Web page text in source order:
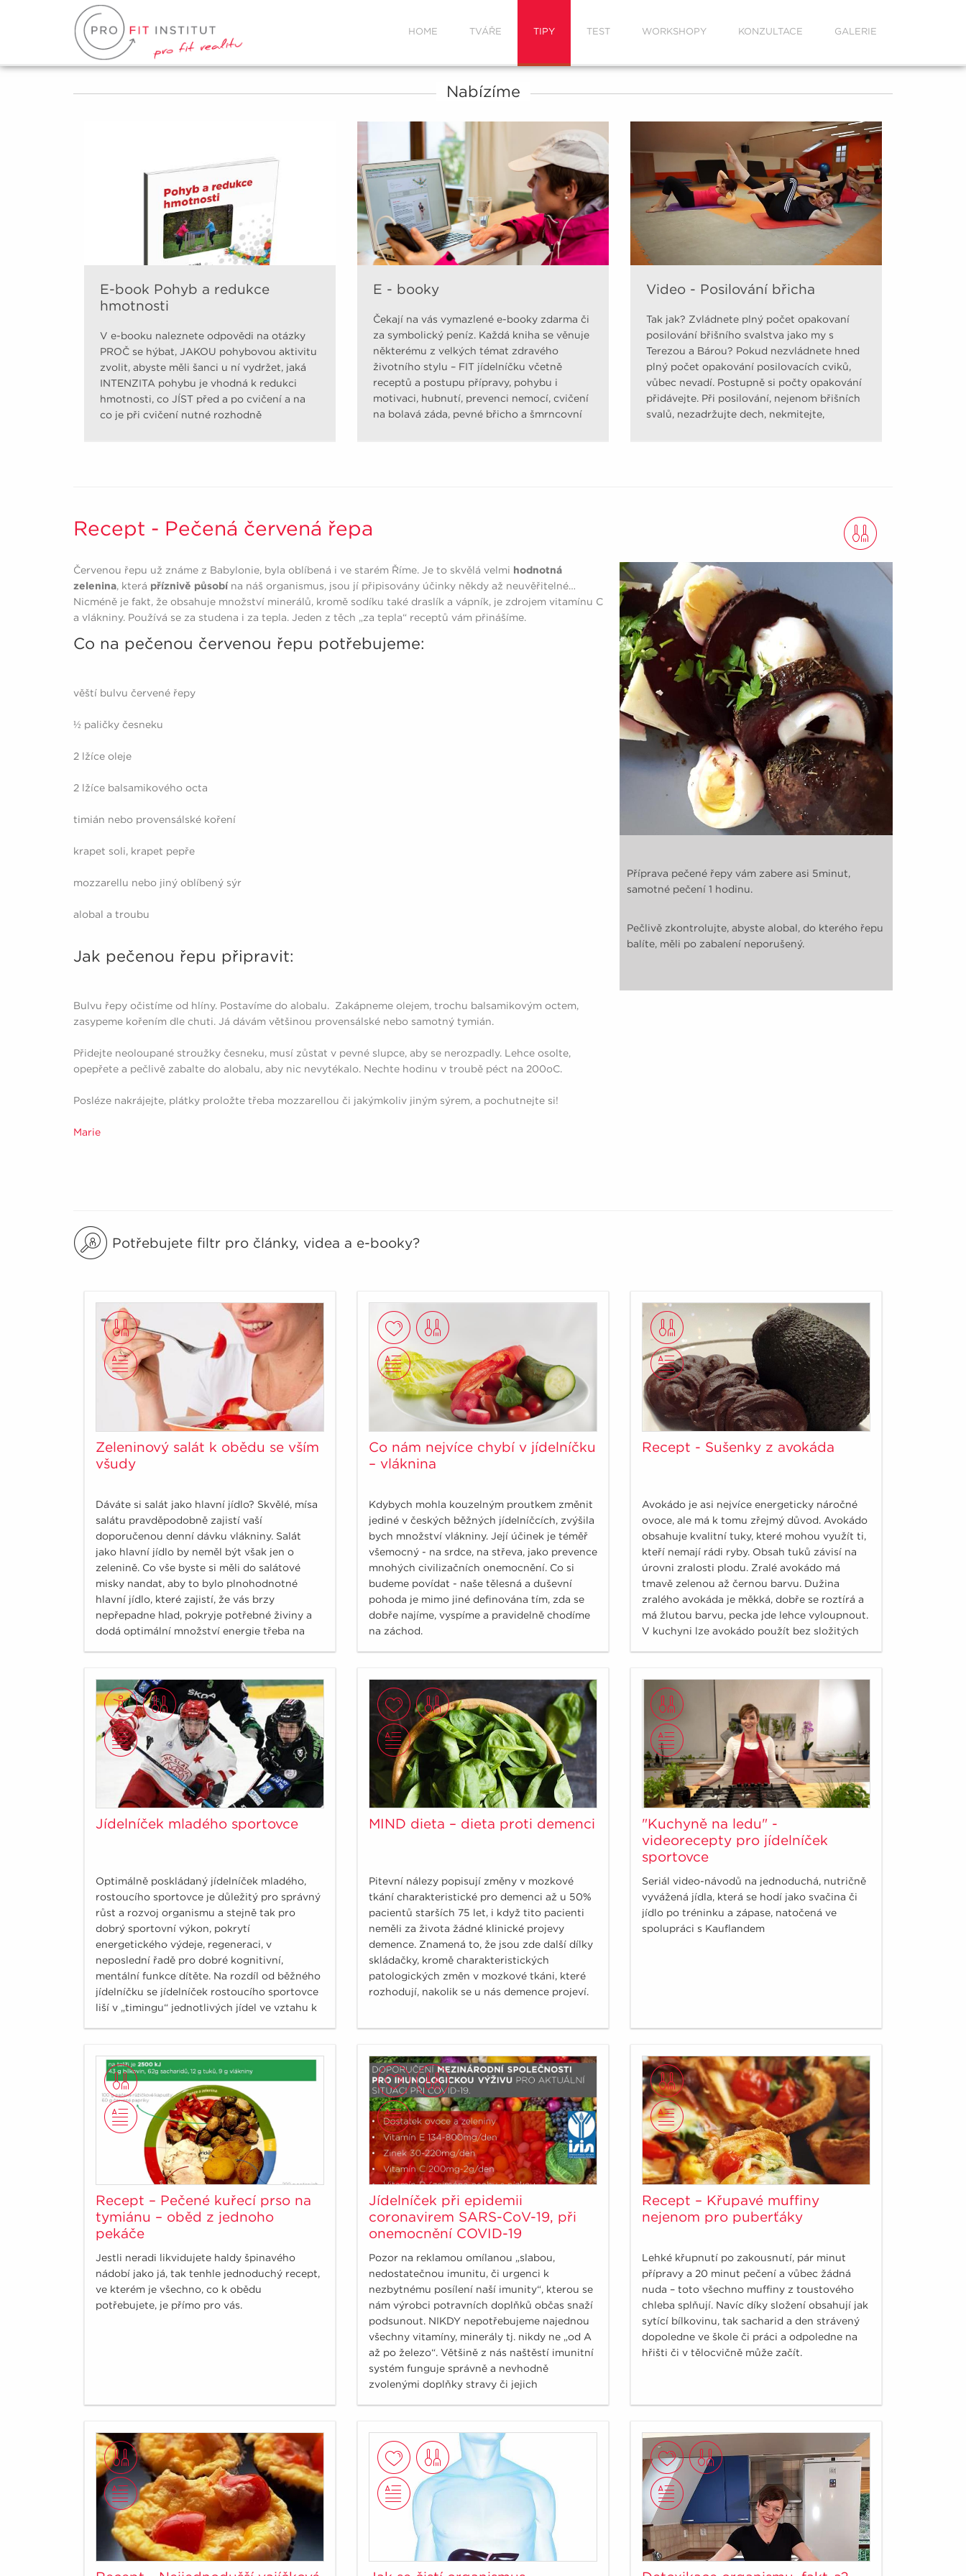
HOME TVÁŘE TIPY TEST WORKSHOPY KONZULTACE GALERIE
Nabízíme
E-book Pohyb a redukce
hmotnosti
V e-booku naleznete odpovědi na otázky
PROČ se hýbat, JAKOU pohybovou aktivitu
zvolit, abyste měli šanci u ní vydržet, jaká
INTENZITA pohybu je vhodná k redukci
hmotnosti, co JÍST před a po cvičení a na
co je při cvičení nutné rozhodně
E - booky
Čekají na vás vymazlené e-booky zdarma či
za symbolický peníz. Každá kniha se věnuje
některému z velkých témat zdravého
životního stylu – FIT jídelníčku včetně
receptů a postupu přípravy, pohybu i
motivaci, hubnutí, prevenci nemocí, cvičení
na bolavá záda, pevné břicho a šmrncovní
Video - Posilování břicha
Tak jak? Zvládnete plný počet opakovaní
posilování břišního svalstva jako my s
Terezou a Bárou? Pokud nezvládnete hned
plný počet opakování posilovacích cviků,
vůbec nevadí. Postupně si počty opakování
přidávejte. Při posilování, nejenom břišních
svalů, nezadržujte dech, nekmitejte,
Recept - Pečená červená řepa
Červenou řepu už známe z Babylonie, byla oblíbená i ve starém Říme. Je to skvělá velmi hodnotná
zelenina, která příznivě působína náš organismus, jsou jí připisovány účinky někdy až neuvěřitelné…
Nicméně je fakt, že obsahuje množství minerálů, kromě sodíku také draslík a vápník, je zdrojem vitamínu C
a vlákniny. Používá se za studena i za tepla. Jeden z těch „za tepla“ receptů vám přinášíme.
Co na pečenou červenou řepu potřebujeme:
věští bulvu červené řepy
½ paličky česneku
2 lžíce oleje
2 lžíce balsamikového octa
timián nebo provensálské koření
krapet soli, krapet pepře
mozzarellu nebo jiný oblíbený sýr
alobal a troubu
Jak pečenou řepu připravit:
Bulvu řepy očistíme od hlíny. Postavíme do alobalu. Zakápneme olejem, trochu balsamikovým octem,
zasypeme kořením dle chuti. Já dávám většinou provensálské nebo samotný tymián.
Přidejte neoloupané stroužky česneku, musí zůstat v pevné slupce, aby se nerozpadly. Lehce osolte,
opepřete a pečlivě zabalte do alobalu, aby nic nevytékalo. Nechte hodinu v troubě péct na 200oC.
Posléze nakrájejte, plátky proložte třeba mozzarellou či jakýmkoliv jiným sýrem, a pochutnejte si!
Marie
Příprava pečené řepy vám zabere asi 5minut,
samotné pečení 1 hodinu.
Pečlivě zkontrolujte, abyste alobal, do kterého řepu
balíte, měli po zabalení neporušený.
Potřebujete filtr pro články, videa a e-booky?
Zeleninový salát k obědu se vším
všudy
Dáváte si salát jako hlavní jídlo? Skvělé, mísa
salátu pravděpodobně zajistí vaší
doporučenou denní dávku vlákniny. Salát
jako hlavní jídlo by neměl být však jen o
zelenině. Co vše byste si měli do salátové
misky nandat, aby to bylo plnohodnotné
hlavní jídlo, které zajistí, že vás brzy
nepřepadne hlad, pokryje potřebné živiny a
dodá optimální množství energie třeba na
Co nám nejvíce chybí v jídelníčku
– vláknina
Kdybych mohla kouzelným proutkem změnit
jediné v českých běžných jídelníčcích, zvýšila
bych množství vlákniny. Její účinek je téměř
všemocný - na srdce, na střeva, jako prevence
mnohých civilizačních onemocnění. Co si
budeme povídat - naše tělesná a duševní
pohoda je mimo jiné definována tím, zda se
dobře najíme, vyspíme a pravidelně chodíme
na záchod.
Recept - Sušenky z avokáda
Avokádo je asi nejvíce energeticky náročné
ovoce, ale má k tomu zřejmý důvod. Avokádo
obsahuje kvalitní tuky, které mohou využít ti,
kteří nemají rádi ryby. Obsah tuků závisí na
úrovni zralosti plodu. Zralé avokádo má
tmavě zelenou až černou barvu. Dužina
zralého avokáda je měkká, dobře se roztírá a
má žlutou barvu, pecka jde lehce vyloupnout.
V kuchyni lze avokádo použít bez složitých
Jídelníček mladého sportovce
Optimálně poskládaný jídelníček mladého,
rostoucího sportovce je důležitý pro správný
růst a rozvoj organismu a stejně tak pro
dobrý sportovní výkon, pokrytí
energetického výdeje, regeneraci, v
neposlední řadě pro dobré kognitivní,
mentální funkce dítěte. Na rozdíl od běžného
jídelníčku se jídelníček rostoucího sportovce
liší v „timingu“ jednotlivých jídel ve vztahu k
MIND dieta – dieta proti demenci
Pitevní nálezy popisují změny v mozkové
tkání charakteristické pro demenci až u 50%
pacientů starších 75 let, i když tito pacienti
neměli za života žádné klinické projevy
demence. Znamená to, že jsou zde další dílky
skládačky, kromě charakteristických
patologických změn v mozkové tkáni, které
rozhodují, nakolik se u nás demence projeví.
"Kuchyně na ledu" -
videorecepty pro jídelníček
sportovce
Seriál video-návodů na jednoduchá, nutričně
vyvážená jídla, která se hodí jako svačina či
jídlo po tréninku a zápase, natočená ve
spolupráci s Kauflandem
Recept – Pečené kuřecí prso na
tymiánu – oběd z jednoho
pekáče
Jestli neradi likvidujete haldy špinavého
nádobí jako já, tak tenhle jednoduchý recept,
ve kterém je všechno, co k obědu
potřebujete, je přímo pro vás.
Jídelníček při epidemii
coronavirem SARS-CoV-19, při
onemocnění COVID-19
Pozor na reklamou omílanou „slabou,
nedostatečnou imunitu, či urgenci k
nezbytnému posílení naší imunity“, kterou se
nám výrobci potravních doplňků občas snaží
podsunout. NIKDY nepotřebujeme najednou
všechny vitamíny, minerály tj. nikdy ne „od A
až po železo“. Většině z nás naštěstí imunitní
systém funguje správně a nevhodně
zvolenými doplňky stravy či jejich
Recept – Křupavé muffiny
nejenom pro puberťáky
Lehké křupnutí po zakousnutí, pár minut
přípravy a 20 minut pečení a vůbec žádná
nuda – toto všechno muffiny z toustového
chleba splňují. Navíc díky složení obsahují jak
sytící bílkovinu, tak sacharid a den strávený
dopoledne ve škole či práci a odpoledne na
hřišti či v tělocvičně může začít.